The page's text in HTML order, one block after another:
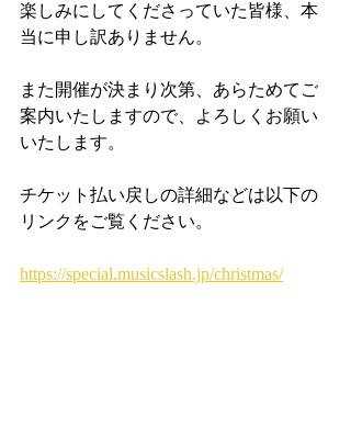
楽しみにしてくださっていた皆様、本
当に申し訳ありません。
また開催が決まり次第、あらためてご
案内いたしますので、よろしくお願い
いたします。
チケット払い戻しの詳細などは以下の
リンクをご覧ください。
https://special.musicslash.jp/christmas/